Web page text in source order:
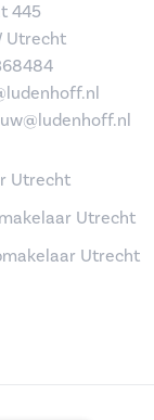
445
Utrecht
Utrecht
Utrecht
Utrecht